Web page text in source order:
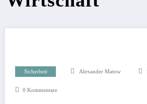
Sicherheit Alexander Matow
0 Kommentare